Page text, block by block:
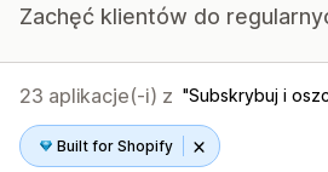
Zachęć klientów do
23 aplikacje(-i) z Subskrybuj i
Built for Shopify